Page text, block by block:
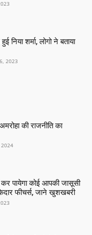
निया शर्मा, लोगो ने बताया
2023
की राजनीति का
2024
पायेगा कोई आपकी जासूसी
फीचर्स, जाने खुशखबरी